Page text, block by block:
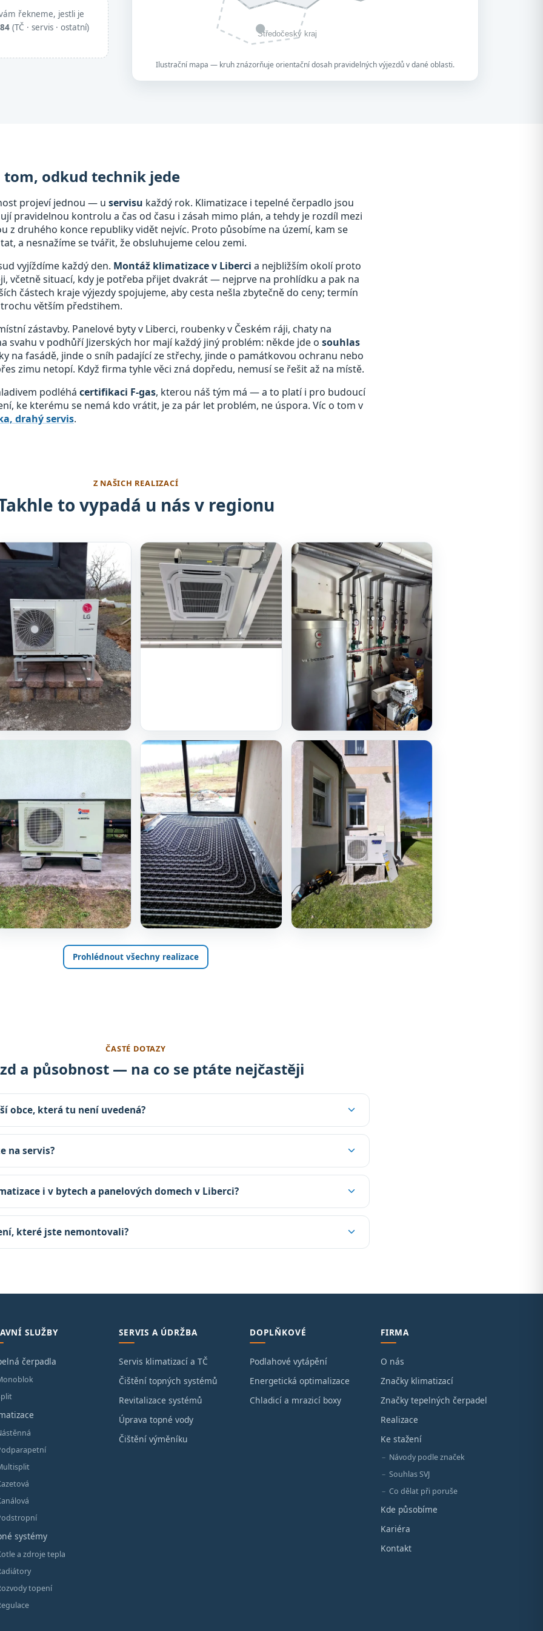
řekneme, jestli je
(TČ · servis · ostatní)
Středočeský kraj
Ilustrační mapa — kruh znázorňuje orientační dosah pravidelných výjezdů v dané oblasti.
tom, odkud technik jede
projeví jednou — u servisu každý rok. Klimatizace i tepelné čerpadlo jsou
pravidelnou kontrolu a čas od času i zásah mimo plán, a tehdy je rozdíl mezi
z druhého konce republiky vidět nejvíc. Proto působíme na území, kam se
a nesnažíme se tvářit, že obsluhujeme celou zemi.
vyjíždíme každý den. Montáž klimatizace v Liberci a nejbližším okolí proto
včetně situací, kdy je potřeba přijet dvakrát — nejprve na prohlídku a pak na
částech kraje výjezdy spojujeme, aby cesta nešla zbytečně do ceny; termín
větším předstihem.
zástavby. Panelové byty v Liberci, roubenky v Českém ráji, chaty na
svahu v podhůří Jizerských hor mají každý jiný problém: někde jde o souhlas
na fasádě, jinde o sníh padající ze střechy, jinde o památkovou ochranu nebo
zimu netopí. Když firma tyhle věci zná dopředu, nemusí se řešit až na místě.
podléhá certifikaci F-gas, kterou náš tým má — a to platí i pro budoucí
ke kterému se nemá kdo vrátit, je za pár let problém, ne úspora. Víc o tom v
drahý servis.
Z NAŠICH REALIZACÍ
to vypadá u nás v regionu
Prohlédnout všechny realizace
ČASTÉ DOTAZY
a působnost — na co se ptáte nejčastěji
obce, která tu není uvedená?
na servis?
i v bytech a panelových domech v Liberci?
které jste nemontovali?
SLUŽBY
čerpadla
systémy
a zdroje tepla
topení
SERVIS A ÚDRŽBA
Servis klimatizací a TČ
Čištění topných systémů
Revitalizace systémů
Úprava topné vody
Čištění výměníku
DOPLŇKOVÉ
Podlahové vytápění
Energetická optimalizace
Chladicí a mrazicí boxy
FIRMA
O nás
Značky klimatizací
Značky tepelných čerpadel
Realizace
Ke stažení
Návody podle značek
Souhlas SVJ
Co dělat při poruše
Kde působíme
Kariéra
Kontakt